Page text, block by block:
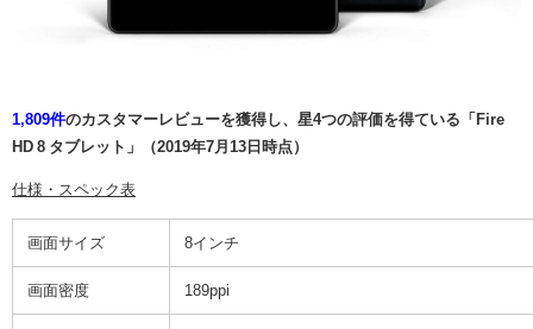
1,809件のカスタマーレビューを獲得し、星4つの評価を得ている「Fire
HD 8 タブレット」（2019年7月13日時点）
仕様・スペック表
画面サイズ 8インチ
画面密度 189ppi